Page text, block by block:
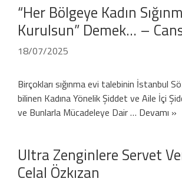
“Her Bölgeye Kadın
Kurulsun” Demek… –
18/07/2025
Birçokları sığınma evi talebinin İstanbul
bilinen Kadına Yönelik Şiddet ve Aile İçi
ve Bunlarla Mücadeleye Dair … Devamı »
Ultra Zenginlere Servet
Celal Özkızan